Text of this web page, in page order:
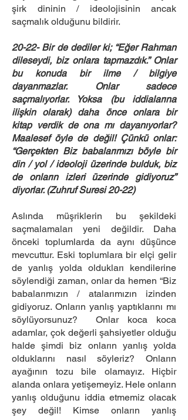
şirk dininin / ideolojisinin ancak
saçmalık olduğunu bildirir.
20-22- Bir de dediler ki; “Eğer Rahman
dileseydi, biz onlara tapmazdık.” Onlar
bu konuda bir ilme / bilgiye
dayanmazlar. Onlar sadece
saçmalıyorlar. Yoksa (bu iddialarına
ilişkin olarak) daha önce onlara bir
kitap verdik de ona mı dayanıyorlar?
Maalesef öyle de değil! Çünkü onlar:
“Gerçekten Biz babalarımızı böyle bir
din / yol / ideoloji üzerinde bulduk, biz
de onların izleri üzerinde gidiyoruz”
diyorlar. (Zuhruf Suresi 20-22)
Aslında müşriklerin bu şekildeki
saçmalamaları yeni değildir. Daha
önceki toplumlarda da aynı düşünce
mevcuttur. Eski toplumlara bir elçi gelir
de yanlış yolda oldukları kendilerine
söylendiği zaman, onlar da hemen “Biz
babalarımızın / atalarımızın izinden
gidiyoruz. Onların yanlış yaptıklarını mı
söylüyorsunuz? Onlar koca koca
adamlar, çok değerli şahsiyetler olduğu
halde şimdi biz onların yanlış yolda
olduklarını nasıl söyleriz? Onların
ayağının tozu bile olamayız. Hiçbir
alanda onlara yetişemeyiz. Hele onların
yanlış olduğunu iddia etmemiz olacak
şey değil! Kimse onların yanlış